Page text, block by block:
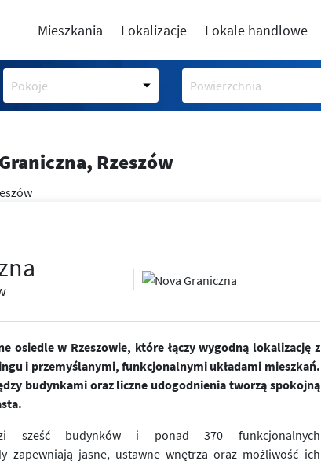
Mieszkania Lokalizacje Lokale handlowe
Pokoje Powierzchnia
Rzeszów
osiedle w Rzeszowie, które łączy wygodną lokalizację z
i przemyślanymi, funkcjonalnymi układami mieszkań.
budynkami oraz liczne udogodnienia tworzą spokojną
sześć budynków i ponad 370 funkcjonalnych
zapewniają jasne, ustawne wnętrza oraz możliwość ich